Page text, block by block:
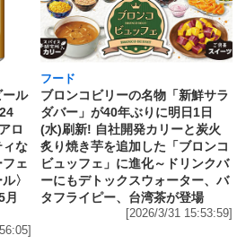
ール
ロ
ィな
ェ
〉
月
フード
ブロンコビリーの名物「新鮮サラ
ダバー」が40年ぶりに明日1日
(水)刷新! 自社開発カリーと炭火
炙り焼き芋を追加した「ブロンコ
ビュッフェ」に進化～ドリンクバ
ーにもデトックスウォーター、バ
タフライピー、台湾茶が登場
[2026/3/31 15:53:59]